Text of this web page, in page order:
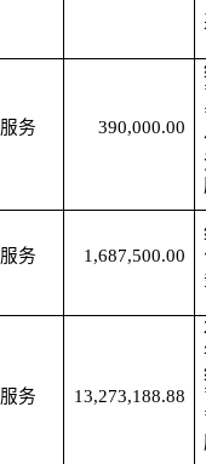
服务 390,000.00
服务 1,687,500.00
服务 13,273,188.88